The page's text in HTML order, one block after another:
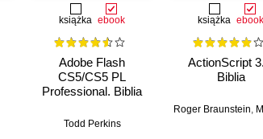
książka ebook
Adobe Flash
CS5/CS5 PL
Professional. Biblia
Todd Perkins
książka ebook
ActionScript
Biblia
Roger Braunstein,